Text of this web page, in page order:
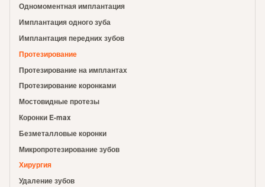
Одномоментная имплантация
Имплантация одного зуба
Имплантация передних зубов
Протезирование
Протезирование на имплантах
Протезирование коронками
Мостовидные протезы
Коронки E-max
Безметалловые коронки
Микропротезирование зубов
Хирургия
Удаление зубов